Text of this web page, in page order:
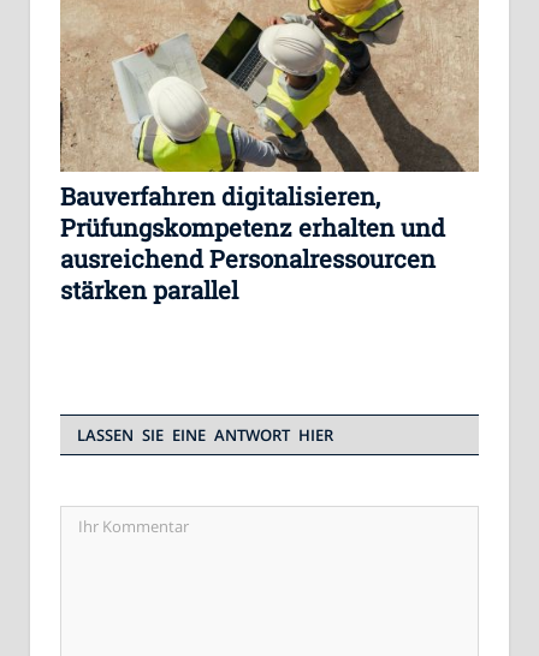
Bauverfahren digitalisieren,
Prüfungskompetenz erhalten und
ausreichend Personalressourcen
stärken parallel
LASSEN SIE EINE ANTWORT HIER